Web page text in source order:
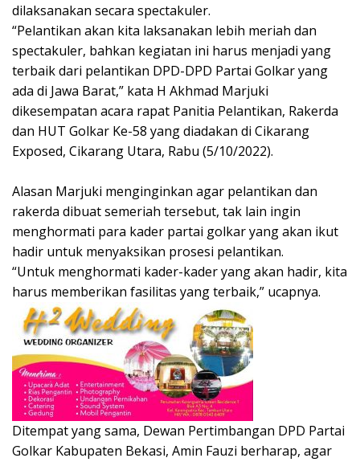
dilaksanakan secara spectakuler.
“Pelantikan akan kita laksanakan lebih meriah dan
spectakuler, bahkan kegiatan ini harus menjadi yang
terbaik dari pelantikan DPD-DPD Partai Golkar yang
ada di Jawa Barat,” kata H Akhmad Marjuki
dikesempatan acara rapat Panitia Pelantikan, Rakerda
dan HUT Golkar Ke-58 yang diadakan di Cikarang
Exposed, Cikarang Utara, Rabu (5/10/2022).
Alasan Marjuki menginginkan agar pelantikan dan
rakerda dibuat semeriah tersebut, tak lain ingin
menghormati para kader partai golkar yang akan ikut
hadir untuk menyaksikan prosesi pelantikan.
“Untuk menghormati kader-kader yang akan hadir, kita
harus memberikan fasilitas yang terbaik,” ucapnya.
Ditempat yang sama, Dewan Pertimbangan DPD Partai
Golkar Kabupaten Bekasi, Amin Fauzi berharap, agar